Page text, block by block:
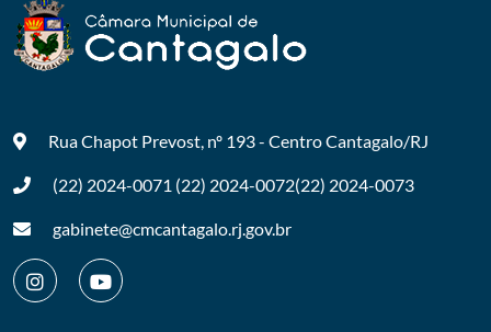
Rua Chapot Prevost, nº 193 - CentroCantagalo/RJ
(22) 2024-0071 (22) 2024-0072(22) 2024-0073
gabinete@cmcantagalo.rj.gov.br